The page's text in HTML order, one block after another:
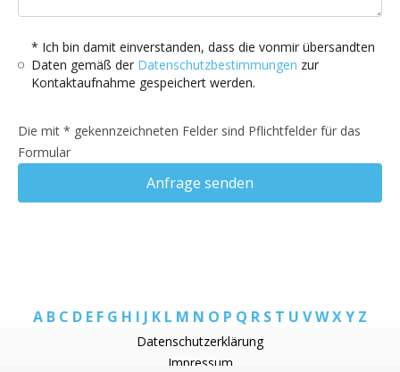
* Ich bin damit einverstanden, dass die vonmir übersandten
Daten gemäß der Datenschutzbestimmungen zur
Kontaktaufnahme gespeichert werden.
Die mit * gekennzeichneten Felder sind Pflichtfelder für das
Formular
Anfrage senden
A B C D E F G H I J K L M N O P Q R S T U VWXY Z
Datenschutzerklärung
Impressum